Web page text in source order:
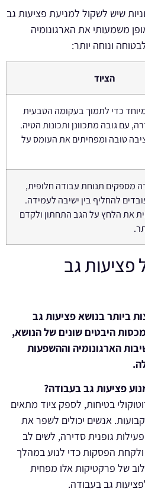
שיש לשקול למניעת פציעות גב
משמעותי את הארגונומיה
ונוחה יותר:
הציוד
כדי לתמוך בעקומה הטבעית
עם גובה מתכוונן ותכונות הטיה.
טובה ומפחיתים את העומס על
מספקים תנוחת עבודה חלופית,
להחליף בין ישיבה לעמידה.
את הלחץ על הגב התחתון ולקדם
פציעות גב
ביותר בנושא פציעות גב
היבטים שונים של הנושא,
הארגונומיה וההשפעות
פציעות גב בעבודה?
בטיחות, לספק ציוד מתאים
אנשים יכולים לשפר את
גופנית סדירה, לשים לב
הפסקות כדי לנוע במהלך
של פרקטיקות אלו מפחית
גב בעבודה.